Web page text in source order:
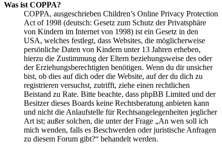
Was ist COPPA?
COPPA, ausgeschrieben Children’s Online Privacy Protection
Act of 1998 (deutsch: Gesetz zum Schutz der Privatsphäre
von Kindern im Internet von 1998) ist ein Gesetz in den
USA, welches festlegt, dass Websites, die möglicherweise
persönliche Daten von Kindern unter 13 Jahren erheben,
hierzu die Zustimmung der Eltern beziehungsweise des oder
der Erziehungsberechtigten benötigen. Wenn du dir unsicher
bist, ob dies auf dich oder die Website, auf der du dich zu
registrieren versuchst, zutrifft, ziehe einen rechtlichen
Beistand zu Rate. Bitte beachte, dass phpBB Limited und der
Besitzer dieses Boards keine Rechtsberatung anbieten kann
und nicht die Anlaufstelle für Rechtsangelegenheiten jeglicher
Art ist; außer solchen, die unter der Frage „An wen soll ich
mich wenden, falls es Beschwerden oder juristische Anfragen
zu diesem Forum gibt?“ behandelt werden.